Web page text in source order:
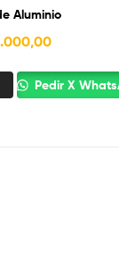
Aluminio
Pedir X